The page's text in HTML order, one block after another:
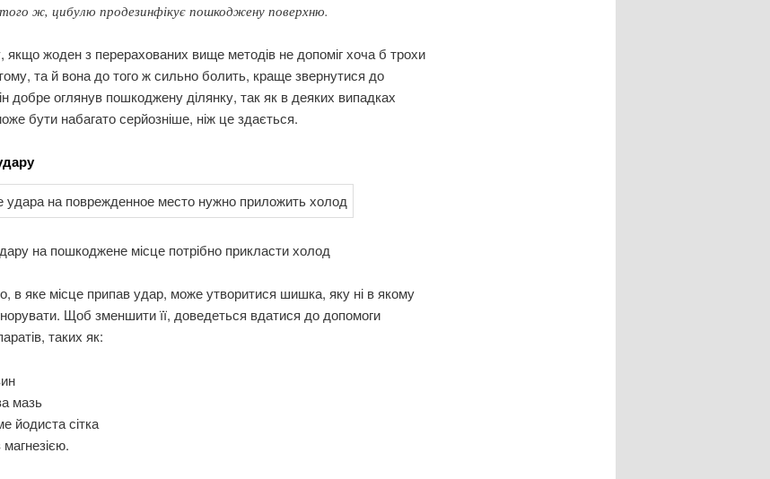
ж, цибулю продезинфікує пошкоджену поверхню.
якщо жоден з перерахованих вище методів не допоміг хоча б трохи
та й вона до того ж сильно болить, краще звернутися до
добре оглянув пошкоджену ділянку, так як в деяких випадках
бути набагато серйозніше, ніж це здається.
на пошкоджене місце потрібно прикласти холод
в яке місце припав удар, може утворитися шишка, яку ні в якому
Щоб зменшити її, доведеться вдатися до допомоги
таких як:
мазь
йодиста сітка